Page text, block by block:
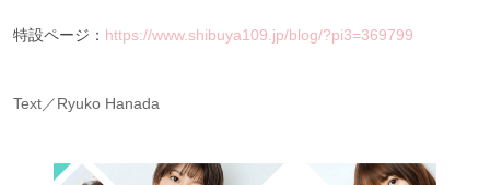
特設ページ： https://www.shibuya109.jp/blog/?pi3=369799
Text／Ryuko Hanada